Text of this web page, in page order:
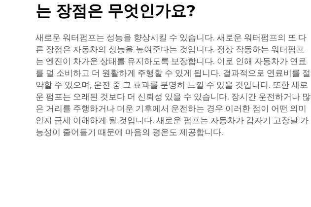
는 장점은 무엇인가요?
새로운 워터펌프는 성능을 향상시킬 수 있습니다. 새로운 워터펌프의 또 다
른 장점은 자동차의 성능을 높여준다는 것입니다. 정상 작동하는 워터펌프
는 엔진이 차가운 상태를 유지하도록 보장합니다. 이로 인해 자동차가 연료
를 덜 소비하고 더 원활하게 주행할 수 있게 됩니다. 결과적으로 연료비를 절
약할 수 있으며, 운전 중 그 효과를 분명히 느낄 수 있을 것입니다. 또한 새로
운 펌프는 오래된 것보다 더 신뢰성 있을 수 있습니다. 장시간 운전하거나 많
은 거리를 주행하거나 더운 기후에서 운전하는 경우 이러한 점이 어떤 의미
인지 금세 이해하게 될 것입니다. 새로운 펌프는 자동차가 갑자기 고장날 가
능성이 줄어들기 때문에 마음의 평온도 제공합니다.